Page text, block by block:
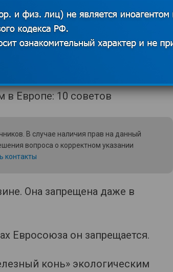
может быть зафиксировано
водителю. Штраф может
авто.
В случае наличия прав на данный
вопроса о корректном указании
контакты
Она запрещена даже в
Евросоюза он запрещается.
конь» экологическим